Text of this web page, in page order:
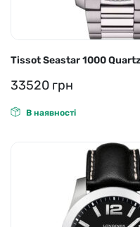
Tissot Seastar 1000
33520 грн
В наявності